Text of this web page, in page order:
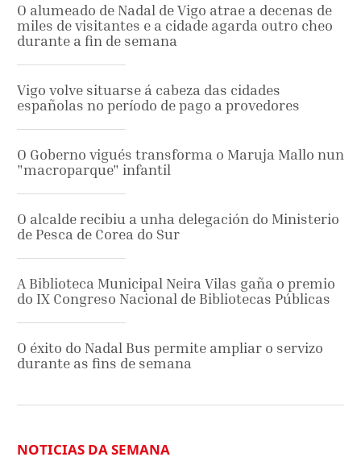
O alumeado de Nadal de Vigo atrae a decenas de
miles de visitantes e a cidade agarda outro cheo
durante a fin de semana
Vigo volve situarse á cabeza das cidades
españolas no período de pago a provedores
O Goberno vigués transforma o Maruja Mallo nun
"macroparque" infantil
O alcalde recibiu a unha delegación do Ministerio
de Pesca de Corea do Sur
A Biblioteca Municipal Neira Vilas gaña o premio
do IX Congreso Nacional de Bibliotecas Públicas
O éxito do Nadal Bus permite ampliar o servizo
durante as fins de semana
NOTICIAS DA SEMANA